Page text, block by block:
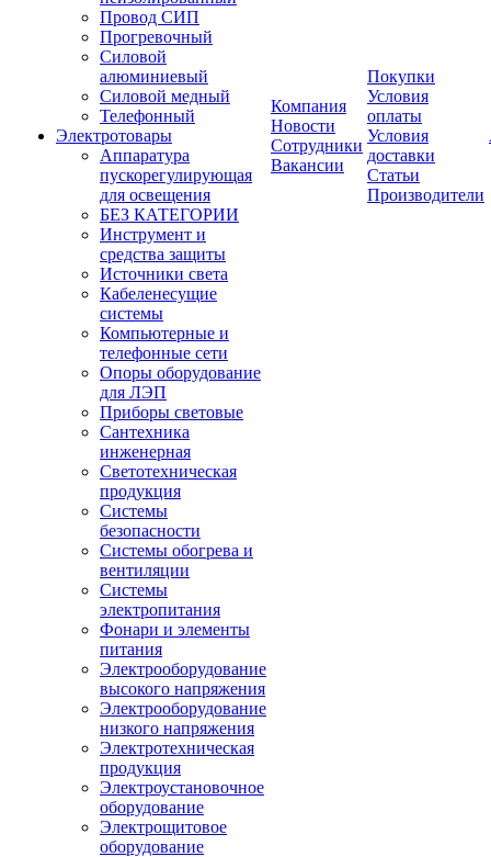
Провод СИП
Прогревочный
Силовой
алюминиевый
Силовой медный
Телефонный
Электротовары
Аппаратура
пускорегулирующая
для освещения
БЕЗ КАТЕГОРИИ
Инструмент и
средства защиты
Источники света
Кабеленесущие
системы
Компьютерные и
телефонные сети
Опоры оборудование
для ЛЭП
Приборы световые
Сантехника
инженерная
Светотехническая
продукция
Системы
безопасности
Системы обогрева и
вентиляции
Системы
электропитания
Фонари и элементы
питания
Электрооборудование
высокого напряжения
Электрооборудование
низкого напряжения
Электротехническая
продукция
Электроустановочное
оборудование
Электрощитовое
оборудование
Компания
Новости
Сотрудники
Вакансии
Покупки
Условия
оплаты
Условия
доставки
Статьи
Производители